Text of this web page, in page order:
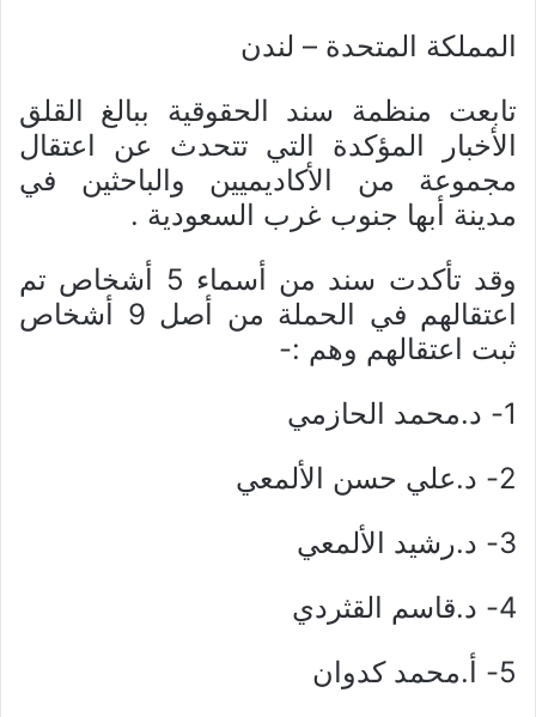
المملكة المتحدة – لندن
تابعت منظمة سند الحقوقية ببالغ القلق
الأخبار المؤكدة التي تتحدث عن اعتقال
مجموعة من الأكاديميين والباحثين في
مدينة أبها جنوب غرب السعودية .
وقد تأكدت سند من أسماء 5 أشخاص تم
اعتقالهم في الحملة من أصل 9 أشخاص
ثبت اعتقالهم وهم :-
1- د.محمد الحازمي
2- د.علي حسن الألمعي
3- د.رشيد الألمعي
4- د.قاسم القثردي
5- أ.محمد كدوان